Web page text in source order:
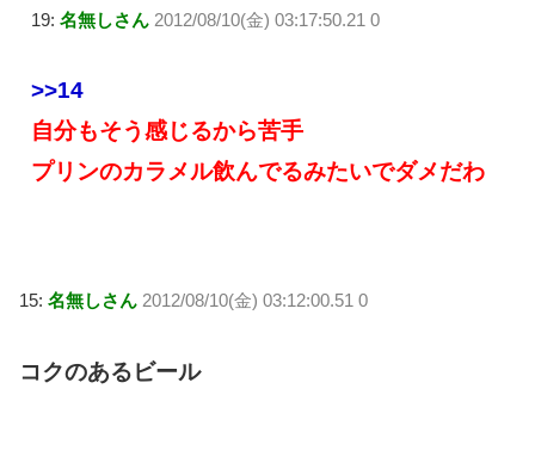
19: 名無しさん 2012/08/10(金) 03:17:50.21 0
>>14
自分もそう感じるから苦手
プリンのカラメル飲んでるみたいでダメだわ
15: 名無しさん 2012/08/10(金) 03:12:00.51 0
コクのあるビール